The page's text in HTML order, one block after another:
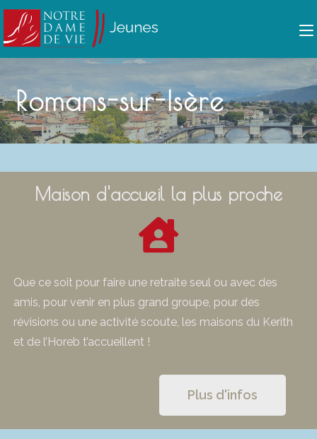
Romans-sur-Isère
Maison d'accueil la plus proche
Que ce soit pour faire une retraite seul ou avec des
amis, pour venir en plus grand groupe, pour des
révisions ou une activité scoute, les maisons du Kerith
et de l’Horeb t’accueillent !
Plus d'infos
Ton prénom (facultatif)
Ton nom (facultatif)
Ton adresse électronique*
Ton prénom (facultatif)
Ton nom (facultatif)
Ton adresse électronique*